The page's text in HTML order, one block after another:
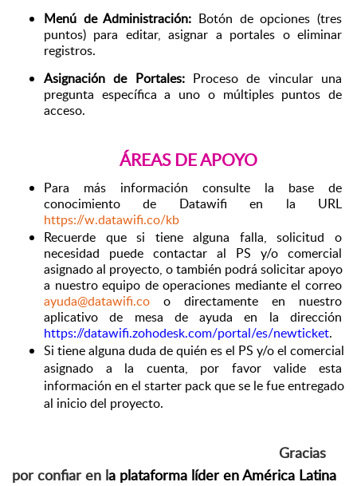
Menú de Administración: Botón de opciones (tres
puntos) para editar, asignar a portales o eliminar
registros.
Asignación de Portales: Proceso de vincular una
pregunta específica a uno o múltiples puntos de
acceso.
ÁREAS DE APOYO
Para más información consulte la base de
https://w.datawifi.co/kb
Recuerde que si tiene alguna falla, solicitud o
necesidad puede contactar al PS y/o comercial
asignado al proyecto, o también podrá solicitar apoyo
ayuda@datawifi.co
o directamente en nuestro
https://datawifi.zohodesk.com/portal/es/newticket.
Si tiene alguna duda de quién es el PS y/o el comercial
asignado a la cuenta, por favor valide esta
información en el starter pack que se le fue entregado
al inicio del proyecto.
por confiar en la plataforma líder en América Latina